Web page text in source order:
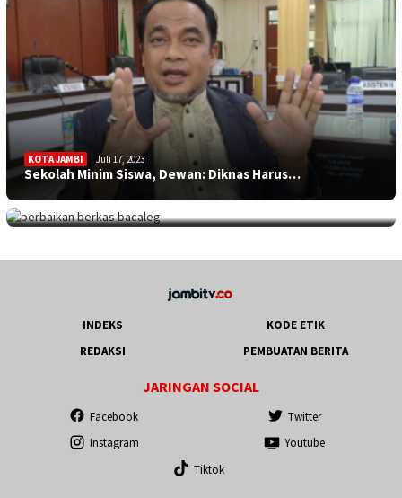
KOTA JAMBI Juli 17, 2023
Sekolah Minim Siswa, Dewan: Diknas Harus…
TEBO Juli 17, 2023
Perpanjangan Perbaikan Berkas Bacaleg, 9…
INDEKS
KODE ETIK
REDAKSI
PEMBUATAN BERITA
JARINGAN SOCIAL
Facebook
Twitter
Instagram
Youtube
Tiktok